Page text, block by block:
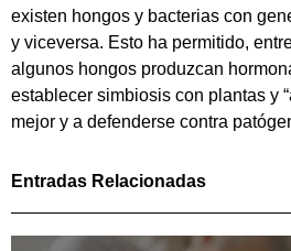
existen hongos y bacterias con
y viceversa. Esto ha permitido,
algunos hongos produzcan
establecer simbiosis con plantas y
mejor y a defenderse contra
Entradas Relacionadas